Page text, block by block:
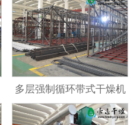
多层强制循环带式干燥机